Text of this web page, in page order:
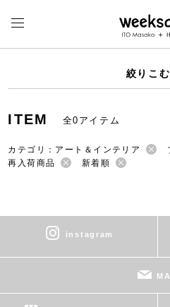
絞りこむ
ITEM 全0アイテム
カテゴリ：アート＆インテリア
再入荷商品
新着順
instagram